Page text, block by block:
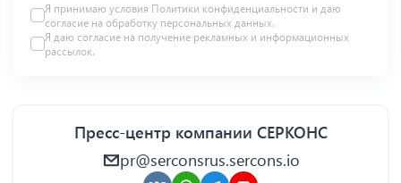
Я принимаю условия Политики конфиденциальности и даю
согласие на обработку персональных данных.
Я даю согласие на получение рекламных и информационных
рассылок.
Пресс-центр компании СЕРКОНС
pr@serconsrus.sercons.io